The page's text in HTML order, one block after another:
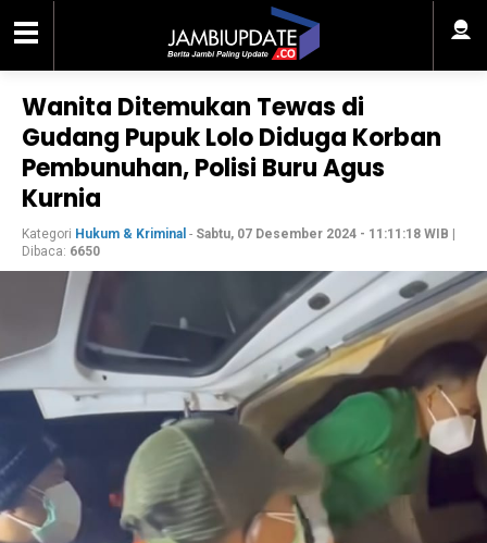
Wanita Ditemukan Tewas di
Gudang Pupuk Lolo Diduga Korban
Pembunuhan, Polisi Buru Agus
Kurnia
Kategori Hukum & Kriminal - Sabtu, 07 Desember 2024 - 11:11:18 WIB
Dibaca: 6650